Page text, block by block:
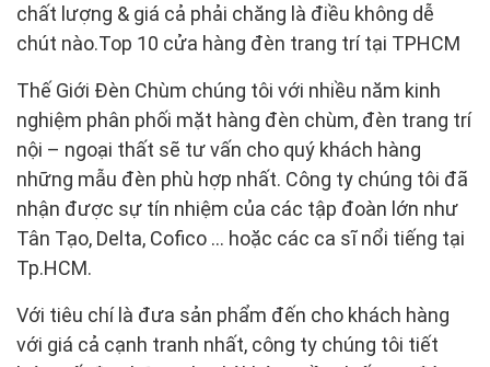
chất lượng & giá cả phải chăng là điều không dễ
chút nào.Top 10 cửa hàng đèn trang trí tại TPHCM
Thế Giới Đèn Chùm chúng tôi với nhiều năm kinh
nghiệm phân phối mặt hàng đèn chùm, đèn trang trí
nội – ngoại thất sẽ tư vấn cho quý khách hàng
những mẫu đèn phù hợp nhất. Công ty chúng tôi đã
nhận được sự tín nhiệm của các tập đoàn lớn như
Tân Tạo, Delta, Cofico … hoặc các ca sĩ nổi tiếng tại
Tp.HCM.
Với tiêu chí là đưa sản phẩm đến cho khách hàng
với giá cả cạnh tranh nhất, công ty chúng tôi tiết